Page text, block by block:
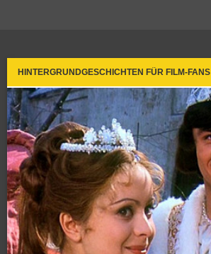
HINTERGRUNDGESCHICHTEN FÜR FILM-FANS